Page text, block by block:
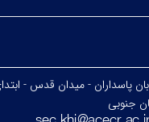
پاسداران - میدان قدس -
جنوبی